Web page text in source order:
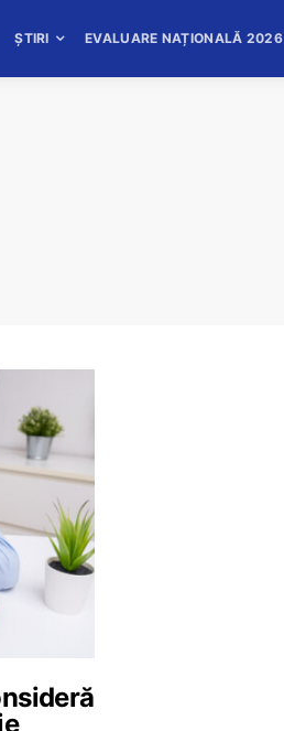
ȘTIRI EVALUARE NAȚIONALĂ 2026